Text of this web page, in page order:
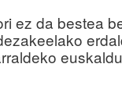
ez da bestea